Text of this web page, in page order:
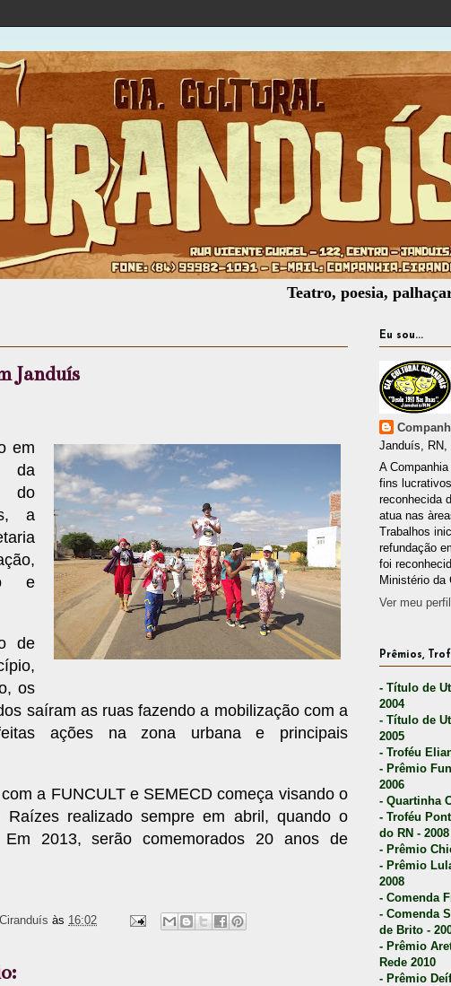
Teatro, poesia, palhaçaria,
Janduís
em
da
do
a
e
de
os
saíram as ruas fazendo a mobilização com a
ações na zona urbana e principais
a FUNCULT e SEMECD começa visando o
Raízes realizado sempre em abril, quando o
2013, serão comemorados 20 anos de
às 16:02
Eu sou...
Janduís, RN,
A
fins
reconhecida
atua nas
Trabalhos
refundação
foi
Ministério da
Ver meu
Prêmios,
- Título de
2004
- Título de
2005
- Troféu
- Prêmio
2006
- Quartinha
- Troféu
do RN - 2008
- Prêmio
- Prêmio
2008
- Comenda
- Comenda
de Brito -
- Prêmio
Rede 2010
- Prêmio